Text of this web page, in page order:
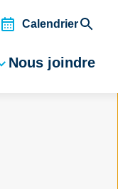
Calendrier
Nous joindre